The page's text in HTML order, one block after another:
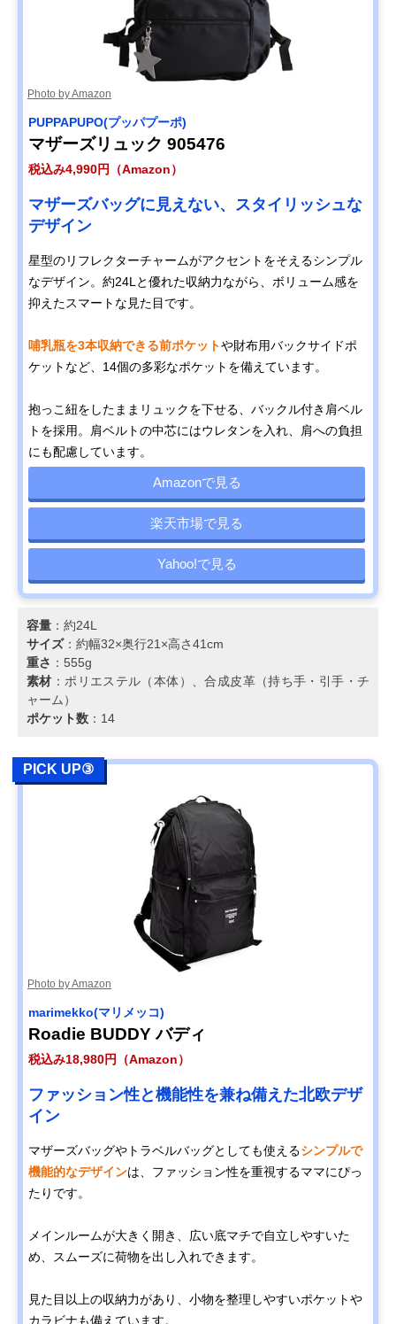
Photo by Amazon
PUPPAPUPO(プッパプーポ)
マザーズリュック 905476
税込み4,990円（Amazon）
マザーズバッグに見えない、スタイリッシュな
デザイン
星型のリフレクターチャームがアクセントをそえるシンプル
なデザイン。約24Lと優れた収納力ながら、ボリューム感を
抑えたスマートな見た目です。
哺乳瓶を3本収納できる前ポケットや財布用バックサイドポ
ケットなど、14個の多彩なポケットを備えています。
抱っこ紐をしたままリュックを下せる、バックル付き肩ベル
トを採用。肩ベルトの中芯にはウレタンを入れ、肩への負担
にも配慮しています。
Amazonで見る
楽天市場で見る
Yahoo!で見る
容量 ：約24L
サイズ：約幅32×奥行21×高さ41cm
重さ ：555g
素材 ：ポリエステル（本体）、合成皮革（持ち手・引手・チ
ャーム）
ポケット数 ：14
PICK UP③
Photo by Amazon
marimekko(マリメッコ)
Roadie BUDDY バディ
税込み18,980円（Amazon）
ファッション性と機能性を兼ね備えた北欧デザ
イン
マザーズバッグやトラベルバッグとしても使えるシンプルで
機能的なデザインは、ファッション性を重視するママにぴっ
たりです。
メインルームが大きく開き、広い底マチで自立しやすいた
め、スムーズに荷物を出し入れできます。
見た目以上の収納力があり、小物を整理しやすいポケットや
カラビナも備えています。